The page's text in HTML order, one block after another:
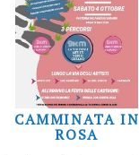
CAMMINATA IN
ROSA